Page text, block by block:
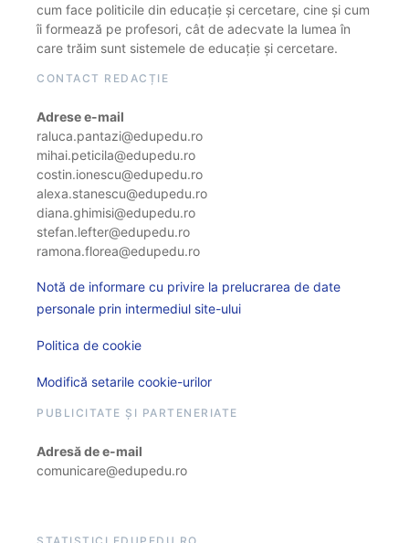
cum face politicile din educație și cercetare, cine și cum
îi formează pe profesori, cât de adecvate la lumea în
care trăim sunt sistemele de educație și cercetare.
CONTACT REDACȚIE
Adrese e-mail
raluca.pantazi@edupedu.ro
mihai.peticila@edupedu.ro
costin.ionescu@edupedu.ro
alexa.stanescu@edupedu.ro
diana.ghimisi@edupedu.ro
stefan.lefter@edupedu.ro
ramona.florea@edupedu.ro
Notă de informare cu privire la prelucrarea de date
personale prin intermediul site-ului
Politica de cookie
Modifică setarile cookie-urilor
PUBLICITATE ȘI PARTENERIATE
Adresă de e-mail
comunicare@edupedu.ro